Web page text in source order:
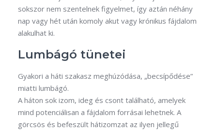
sokszor nem szentelnek figyelmet, így aztán néhány
nap vagy hét után komoly akut vagy krónikus fájdalom
alakulhat ki.
Lumbágó tünetei
Gyakori a háti szakasz meghúzódása, „becsípődése”
miatti lumbágó.
A háton sok izom, ideg és csont található, amelyek
mind potenciálisan a fájdalom forrásai lehetnek. A
görcsös és befeszült hátizomzat az ilyen jellegű